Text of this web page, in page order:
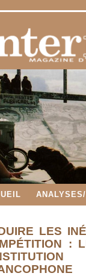
LES
: